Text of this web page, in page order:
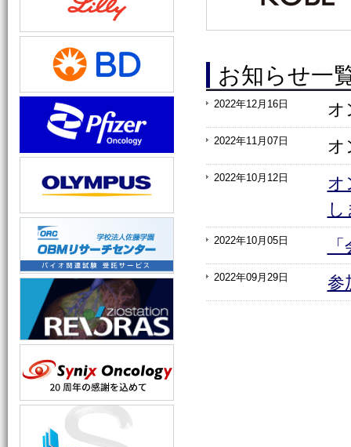
お知らせ一
2022年12月16日 オ
2022年11月07日 オ
2022年10月12日
オ
2022年10月05日
2022年09月29日 参